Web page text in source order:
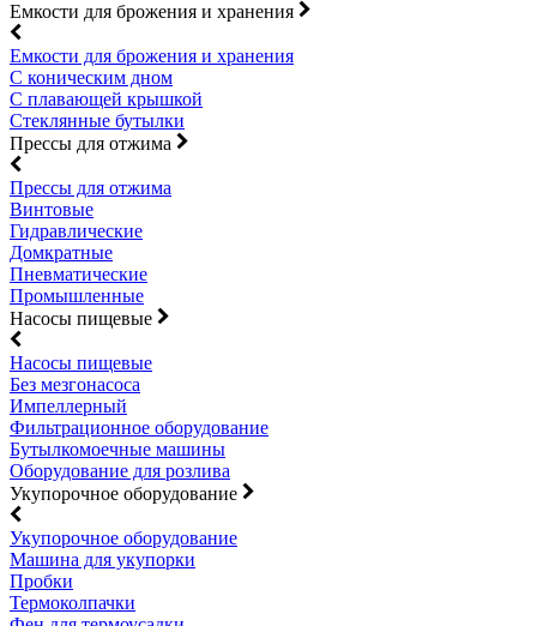
Емкости для брожения и хранения
Емкости для брожения и хранения
С коническим дном
С плавающей крышкой
Стеклянные бутылки
Прессы для отжима
Прессы для отжима
Винтовые
Гидравлические
Домкратные
Пневматические
Промышленные
Насосы пищевые
Насосы пищевые
Без мезгонасоса
Импеллерный
Фильтрационное оборудование
Бутылкомоечные машины
Оборудование для розлива
Укупорочное оборудование
Укупорочное оборудование
Машина для укупорки
Пробки
Термоколпачки